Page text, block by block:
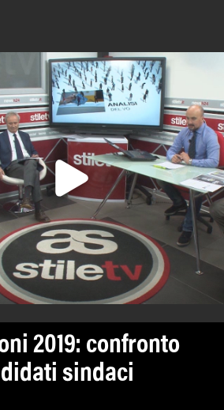
2019: confronto
sindaci